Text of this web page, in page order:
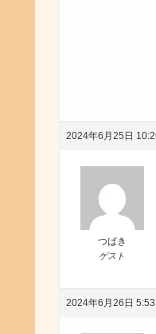
2024年6月25日
つばき
ゲスト
2024年6月26日 5:53